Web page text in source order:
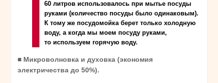
60 литров использовалось при мытье посуды
руками (количество посуды было одинаковым).
К тому же посудомойка берет только холодную
воду, а когда мы моем посуду руками,
то используем горячую воду.
■ Микроволновка и духовка (экономия
электричества до 50%).